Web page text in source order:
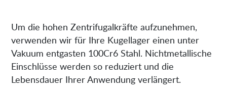
Um die hohen Zentrifugalkräfte aufzunehmen,
verwenden wir für Ihre Kugellager einen unter
Vakuum entgasten 100Cr6 Stahl. Nichtmetallische
Einschlüsse werden so reduziert und die
Lebensdauer Ihrer Anwendung verlängert.